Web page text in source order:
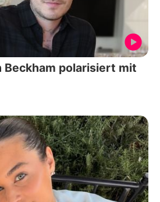
Beckham polarisiert mit